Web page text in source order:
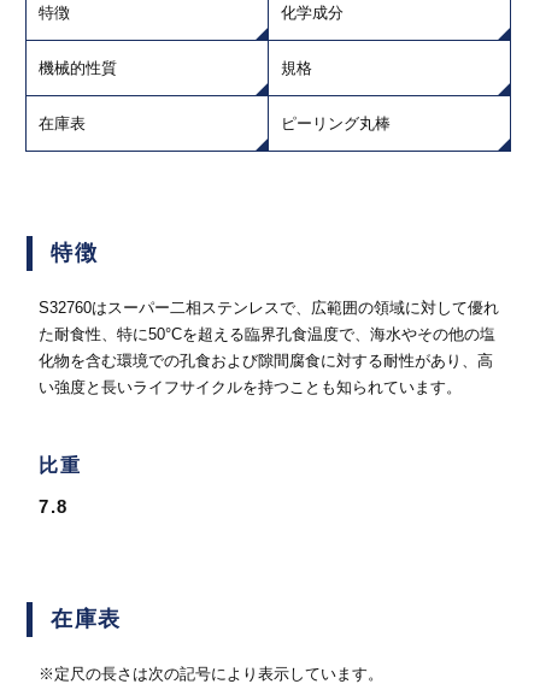
特徴 化学成分
機械的性質 規格
在庫表 ピーリング丸棒
特徴
S32760はスーパー二相ステンレスで、広範囲の領域に対して優れ
た耐食性、特に50°Cを超える臨界孔食温度で、海水やその他の塩
化物を含む環境での孔食および隙間腐食に対する耐性があり、高
い強度と長いライフサイクルを持つことも知られています。
比重
7.8
在庫表
※定尺の長さは次の記号により表示しています。